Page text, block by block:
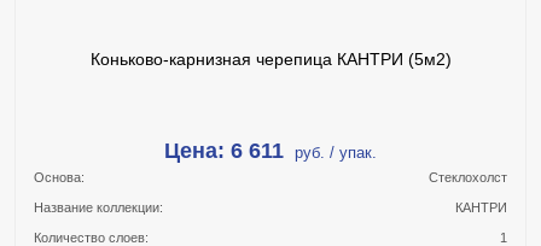
Коньково-карнизная черепица КАНТРИ (5м2)
Цена: 6 611 руб. / упак.
Основа: Стеклохолст
Название коллекции: КАНТРИ
Количество слоев: 1